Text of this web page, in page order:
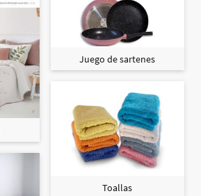
Juego de sartenes
Toallas